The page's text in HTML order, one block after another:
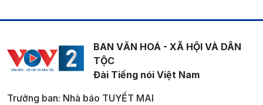
BAN VĂN HOÁ - XÃ HỘI VÀ DÂN
TỘC
Đài Tiếng nói Việt Nam
Trưởng ban: Nhà báo TUYẾT MAI